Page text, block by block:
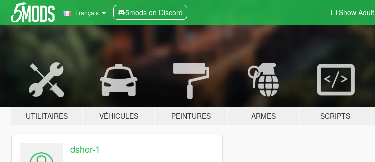
Français 5mods on Discord Show Adult
UTILITAIRES VÉHICULES PEINTURES ARMES SCRIPTS
dsher-1